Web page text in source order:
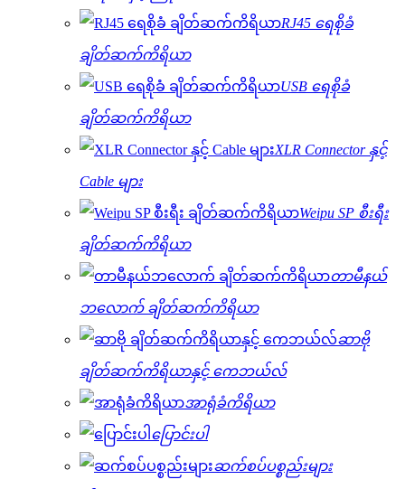
RJ45 ရေစိုခံ
ချိတ်ဆက်ကိရိယာ
USB ရေစိုခံ
ချိတ်ဆက်ကိရိယာ
XLR Connector နှင့်
Cable များ
Weipu SP စီးရီး
ချိတ်ဆက်ကိရိယာ
တာမီနယ်
ဘလောက် ချိတ်ဆက်ကိရိယာ
ဆာဗို
ချိတ်ဆက်ကိရိယာနှင့် ကေဘယ်လ်
အာရုံခံကိရိယာ
ပြောင်းပါ
ဆက်စပ်ပစ္စည်းများ